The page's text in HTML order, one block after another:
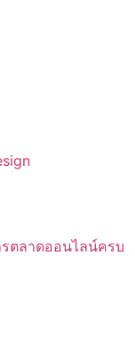
ตลาดออนไลน์ครบ